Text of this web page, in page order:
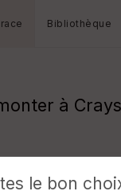
Bibliothèque
à
le bon